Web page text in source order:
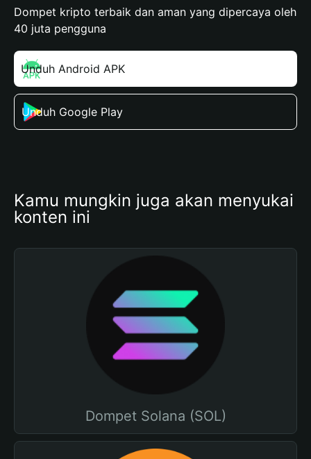
Dompet kripto terbaik dan aman yang dipercaya oleh
40 juta pengguna
Unduh Android APK
Unduh Google Play
Kamu mungkin juga akan menyukai
konten ini
Dompet Solana (SOL)